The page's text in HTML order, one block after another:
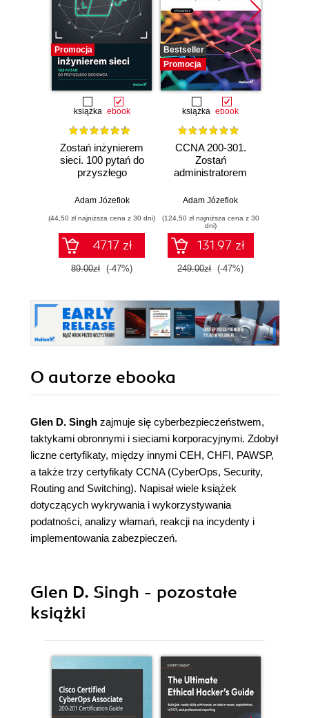
Promocja
książka ebook
Zostań inżynierem
sieci. 100 pytań do
przyszłego
Adam Józefiok
(44,50 zł najniższa cena z 30 dni)
47.17 zł
89.00zł (-47%)
Bestseller
Promocja
książka ebook
CCNA 200-301.
Zostań
administratorem
komputerowych
Adam Józefiok
(124,50 zł najniższa cena z 30
dni)
131.97 zł
249.00zł (-47%)
O autorze ebooka
Glen D. Singh zajmuje się cyberbezpieczeństwem,
taktykami obronnymi i sieciami korporacyjnymi. Zdobył
liczne certyfikaty, między innymi CEH, CHFI, PAWSP,
a także trzy certyfikaty CCNA (CyberOps, Security,
Routing and Switching). Napisał wiele książek
dotyczących wykrywania i wykorzystywania
podatności, analizy włamań, reakcji na incydenty i
implementowania zabezpieczeń.
Glen D. Singh - pozostałe
książki